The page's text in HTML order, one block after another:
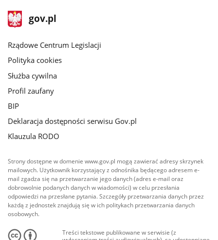
stopka
gov.plStrona
gov.pl
Rządowe Centrum Legislacji
Polityka cookies
Służba cywilna
Profil zaufany
BIP
Deklaracja dostępności serwisu Gov.pl
Klauzula RODO
Strony dostępne w domenie www.gov.pl mogą zawierać adresy skrzynek
mailowych. Użytkownik korzystający z odnośnika będącego adresem e-
mail zgadza się na przetwarzanie jego danych (adres e-mail oraz
dobrowolnie podanych danych w wiadomości) w celu przesłania
odpowiedzi na przesłane pytania. Szczegóły przetwarzania danych przez
każdą z jednostek znajdują się w ich politykach przetwarzania danych
osobowych.
Treści tekstowe publikowane w serwisie (z